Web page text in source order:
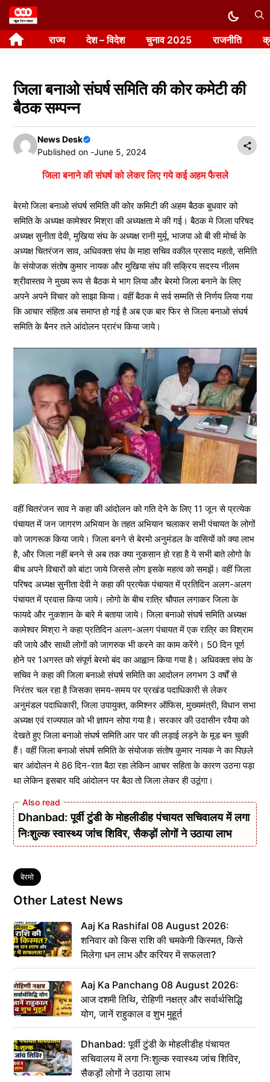
Skip
to
content राज्य देश – विदेश चुनाव 2025 राजनीति
जिला बनाओ संघर्ष समिति की कोर कमेटी की
बैठक सम्पन्न
News Desk
Published on -June 5, 2024
जिला बनाने की संघर्ष को लेकर लिए गये कई अहम फैसले
बेरमो जिला बनाओ संघर्ष समिति की कोर कमिटी की अहम बैठक बुधवार को
समिति के अध्यक्ष कामेश्वर मिश्रा की अध्यक्षता मे की गई। बैठक मे जिला परिषद
अध्यक्ष सुनीता देवी, मुखिया संघ के अध्यक्ष रानी मुर्मू, भाजपा ओ बी सी मोर्चा के
अध्यक्ष चितरंजन साव, अधिवक्ता संघ के माहा सचिव वकील प्रसाद महतो, समिति
के संयोजक संतोष कुमार नायक और मुखिया संघ की सक्रिय सदस्य नीलम
श्रीवास्तव ने मुख्य रूप से बैठक मे भाग लिया और बेरमो जिला बनाने के लिए
अपने अपने विचार को साझा किया। वहीं बैठक मे सर्व सम्मति से निर्णय लिया गया
कि आचार संहिता अब समाप्त हो गई है अब एक बार फिर से जिला बनाओ संघर्ष
समिति के बैनर तले आंदोलन प्रारंभ किया जाये।
वहीं चितरंजन साव ने कहा की आंदोलन को गति देने के लिए 11 जून से प्रत्येक
पंचायत में जन जागरण अभियान के तहत अभियान चलाकर सभी पंचायत के लोगों
को जागरूक किया जाये। जिला बनने से बेरमो अनुमंडल के वासियों को क्या लाभ
है, और जिला नहीं बनने से अब तक क्या नुकसान हो रहा है ये सभी बाते लोगो के
बीच अपने विचारों को बांटा जाये जिससे लोग इसके महत्व को समझें। वहीं जिला
परिषद अध्यक्ष सुनीता देवी ने कहा की प्रत्येक पंचायत में प्रतिदिन अलग-अलग
पंचायत में प्रवास किया जाये। लोगो के बीच रात्रि चौपाल लगाकर जिला के
फायदे और नुकशान के बारे मे बताया जाये। जिला बनाओ संघर्ष समिति अध्यक्ष
कामेश्वर मिश्रा ने कहा प्रतिदिन अलग-अलग पंचायत में एक रात्रि का विश्राम
की जाये और साथी लोगों को जागरुक भी करने का काम करेंगे। 50 दिन पूर्ण
होने पर 1अगस्त को संपूर्ण बेरमो बंद का आह्वान किया गया है। अधिवक्ता संघ के
सचिव ने कहा की जिला बनाओ संघर्ष समिति का आदोलन लगभग 3 वर्षों से
निरंतर चल रहा है जिसका समय-समय पर प्रखंड पदाधिकारी से लेकर
अनुमंडल पदाधिकारी, जिला उपायुक्त, कमिश्नर ऑफिस, मुख्यमंत्री, विधान सभा
अध्यक्ष एवं राज्यपाल को भी ज्ञापन सोपा गया है। सरकार की उदासीन रवैया को
देखते हुए जिला बनाओ संघर्ष समिति आर पार की लड़ाई लड़ने के मूड बन चुकी
हैं। वहीं जिला बनाओ संघर्ष समिति के संयोजक संतोष कुमार नायक ने का पिछले
बार आंदोलन मे 86 दिन-रात बैठा रहा लेकिन आचर सहिता के कारण उठना पड़ा
था लेकिन इसबार यदि आंदोलन पर बैठा तो जिला लेकर ही उठूंगा।
Dhanbad: पूर्वी टुंडी के मोहलीडीह पंचायत सचिवालय में लगा
निःशुल्क स्वास्थ्य जांच शिविर, सैकड़ों लोगों ने उठाया लाभ
Tags
बेरमो
Other Latest News
Aaj Ka Rashifal 08 August 2026:
शनिवार को किस राशि की चमकेगी किस्मत, किसे
मिलेगा धन लाभ और करियर में सफलता?
Aaj Ka Panchang 08 August 2026:
आज दशमी तिथि, रोहिणी नक्षत्र और सर्वार्थसिद्धि
योग, जानें राहुकाल व शुभ मुहूर्त
Dhanbad: पूर्वी टुंडी के मोहलीडीह पंचायत
सचिवालय में लगा निःशुल्क स्वास्थ्य जांच शिविर,
सैकड़ों लोगों ने उठाया लाभ